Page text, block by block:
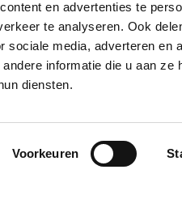
en advertenties te
te analyseren. Ook
sociale media, adverteren en
informatie die u aan
diensten.
Voorkeuren
© Copyright 2026 -
Boottotaal - De meest
van de
website te verbeteren. Is dat